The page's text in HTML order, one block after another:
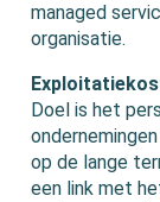
managed
organisatie.
Doel is het
op de lange
een link met